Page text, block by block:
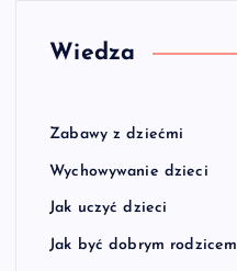
Wiedza
Zabawy z dziećmi
Wychowywanie dzieci
Jak uczyć dzieci
Jak być dobrym rodzicem